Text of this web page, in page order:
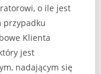
o ile jest
przypadku
Klienta
jest
nadającym się